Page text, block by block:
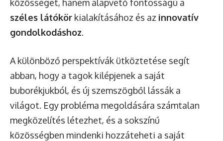
közösséget, hanem alapvető fontosságú a
széles látókör kialakításához és az innovatív
gondolkodáshoz.
A különböző perspektívák ütköztetése segít
abban, hogy a tagok kilépjenek a saját
buborékjukból, és új szemszögből lássák a
világot. Egy probléma megoldására számtalan
megközelítés létezhet, és a sokszínű
közösségben mindenki hozzáteheti a saját